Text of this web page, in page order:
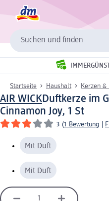
Suchen und finden
Startseite Haushalt Kerzen &
AIR WICKDuftkerze im
Cinnamon Joy, 1 St
3 (1 Bewertung
Mit Duft
Mit Duft